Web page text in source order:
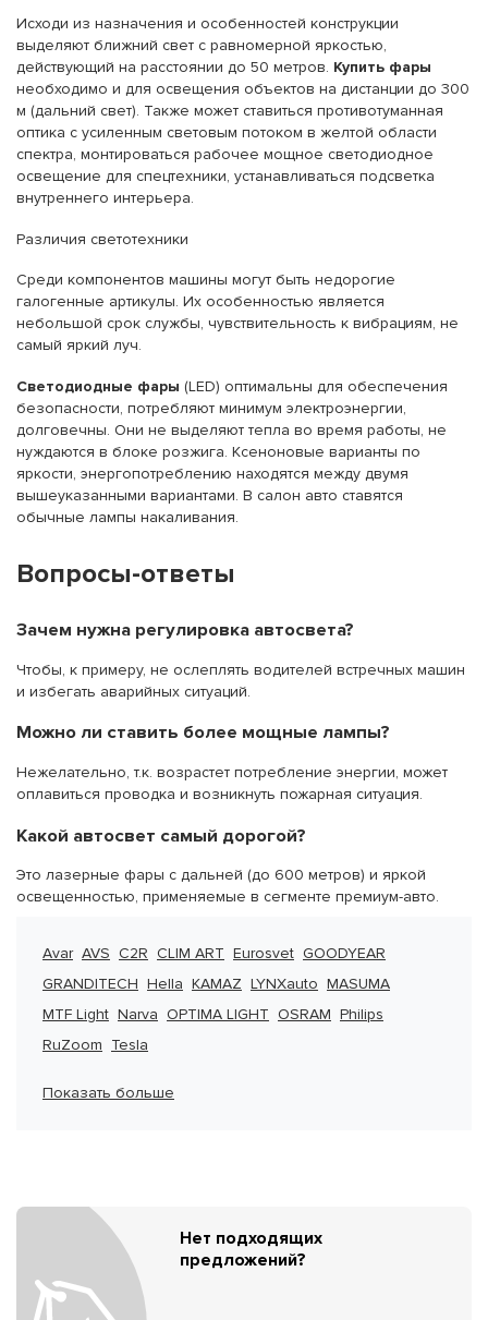
Исходи из назначения и особенностей конструкции
выделяют ближний свет с равномерной яркостью,
действующий на расстоянии до 50 метров. Купить фары
необходимо и для освещения объектов на дистанции до 300
м (дальний свет). Также может ставиться противотуманная
оптика с усиленным световым потоком в желтой области
спектра, монтироваться рабочее мощное светодиодное
освещение для спецтехники, устанавливаться подсветка
внутреннего интерьера.
Различия светотехники
Среди компонентов машины могут быть недорогие
галогенные артикулы. Их особенностью является
небольшой срок службы, чувствительность к вибрациям, не
самый яркий луч.
Светодиодные фары (LED) оптимальны для обеспечения
безопасности, потребляют минимум электроэнергии,
долговечны. Они не выделяют тепла во время работы, не
нуждаются в блоке розжига. Ксеноновые варианты по
яркости, энергопотреблению находятся между двумя
вышеуказанными вариантами. В салон авто ставятся
обычные лампы накаливания.
Вопросы-ответы
Зачем нужна регулировка автосвета?
Чтобы, к примеру, не ослеплять водителей встречных машин
и избегать аварийных ситуаций.
Можно ли ставить более мощные лампы?
Нежелательно, т.к. возрастет потребление энергии, может
оплавиться проводка и возникнуть пожарная ситуация.
Какой автосвет самый дорогой?
Это лазерные фары с дальней (до 600 метров) и яркой
освещенностью, применяемые в сегменте премиум-авто.
Avar AVS C2R CLIM ART Eurosvet GOODYEAR
GRANDITECH Hella KAMAZ LYNXauto MASUMA
MTF Light Narva OPTIMA LIGHT OSRAM Philips
RuZoom Tesla
Показать больше
Нет подходящих
предложений?